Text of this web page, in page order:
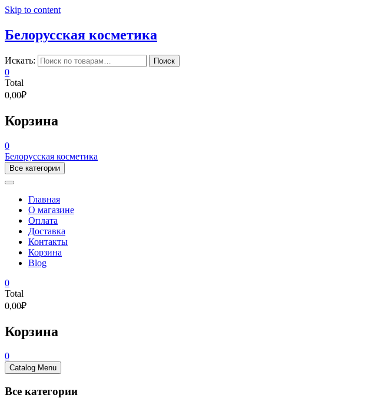
Skip to content
Белорусская косметика
Искать: Поиск
0
Total
0,00₽
Корзина
0
Белорусская косметика
Все категории
Главная
О магазине
Оплата
Доставка
Контакты
Корзина
Blog
0
Total
0,00₽
Корзина
0
Catalog Menu
Все категории